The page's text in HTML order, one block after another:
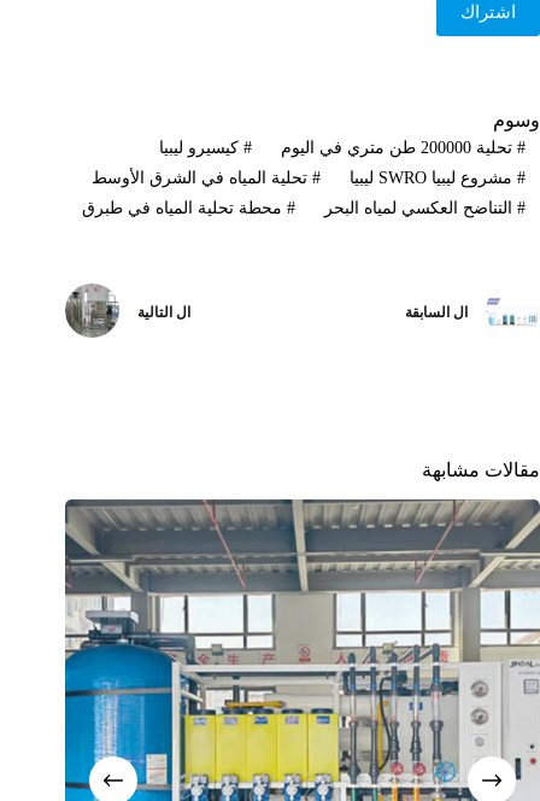
اشتراك
وسوم
#تحلية 200000 طن متري في اليوم #كيسيرو ليبيا
#مشروع ليبيا SWRO ليبيا #تحلية المياه في الشرق الأوسط
#التناضح العكسي لمياه البحر #محطة تحلية المياه في طبرق
ال السابقة ال التالية
مقالات مشابهة